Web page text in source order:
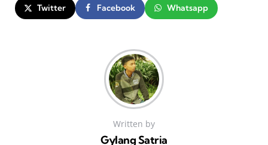
Twitter Facebook Whatsapp
Written by
Gylang Satria